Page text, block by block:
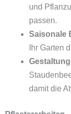
und
passen.
Saisonale
Ihr Garten
damit die